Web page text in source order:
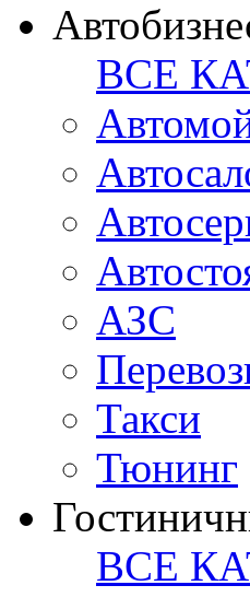
ВСЕ
АЗС
Такси
Тюнинг
ВСЕ